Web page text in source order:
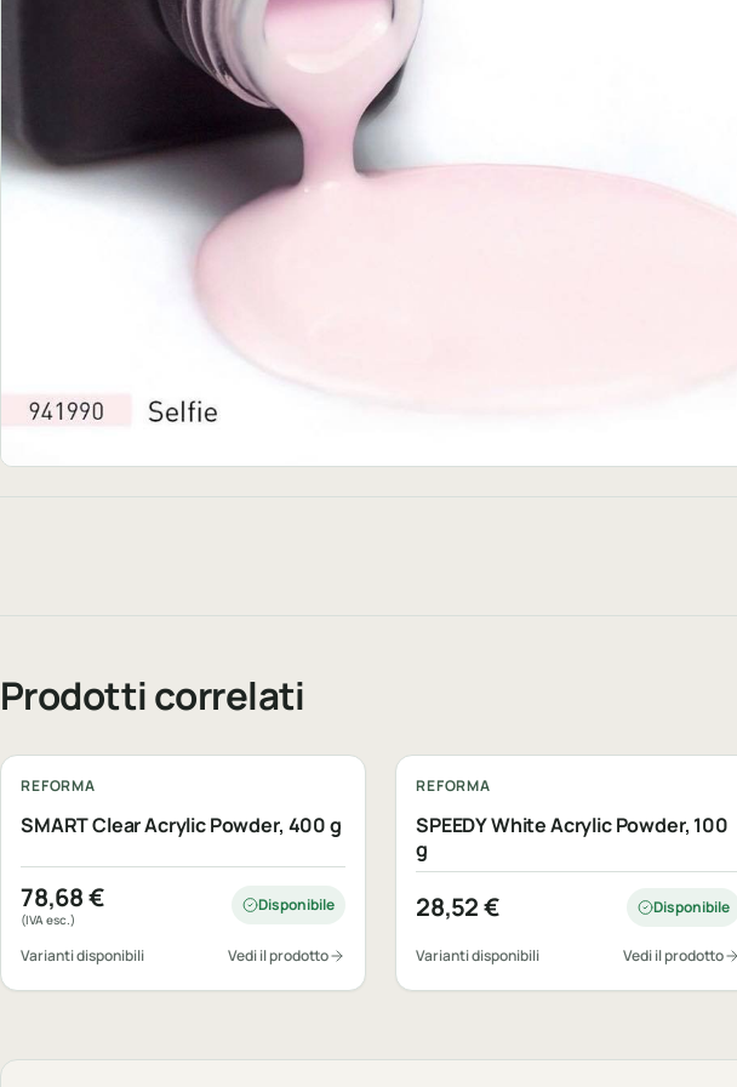
Prodotti correlati
REFORMA
SMART Clear Acrylic Powder, 400 g
78,68€
(IVA esc.)
Disponibile
Varianti disponibili Vedi il prodotto
REFORMA
SPEEDY White Acrylic Powder, 100
g
28,52€ Disponibile
Varianti disponibili Vedi il prodotto